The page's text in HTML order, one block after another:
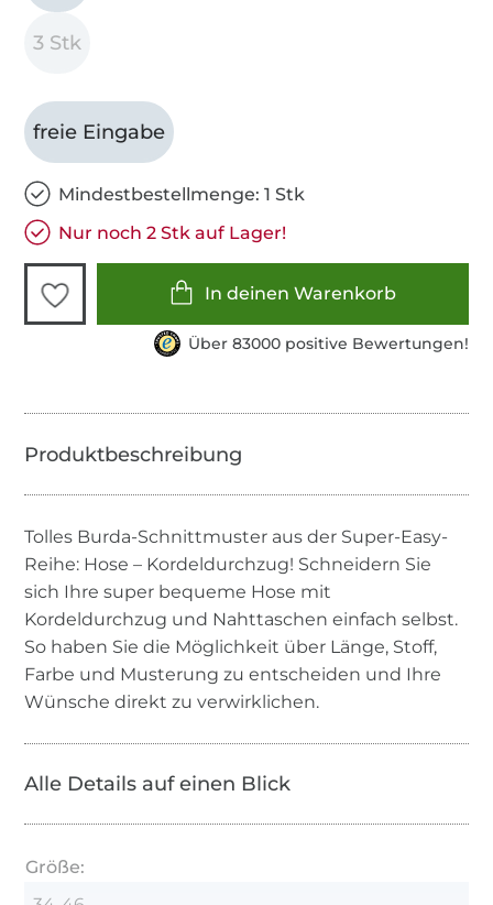
3 Stk
freie Eingabe
Mindestbestellmenge: 1 Stk
Nur noch 2 Stk auf Lager!
In deinen Warenkorb
Über 83000 positive Bewertungen!
Tolles Burda-Schnittmuster aus der Super-Easy-
Reihe: Hose – Kordeldurchzug! Schneidern Sie
sich Ihre super bequeme Hose mit
Kordeldurchzug und Nahttaschen einfach selbst.
So haben Sie die Möglichkeit über Länge, Stoff,
Farbe und Musterung zu entscheiden und Ihre
Wünsche direkt zu verwirklichen.
Alle Details auf einen Blick
Größe: